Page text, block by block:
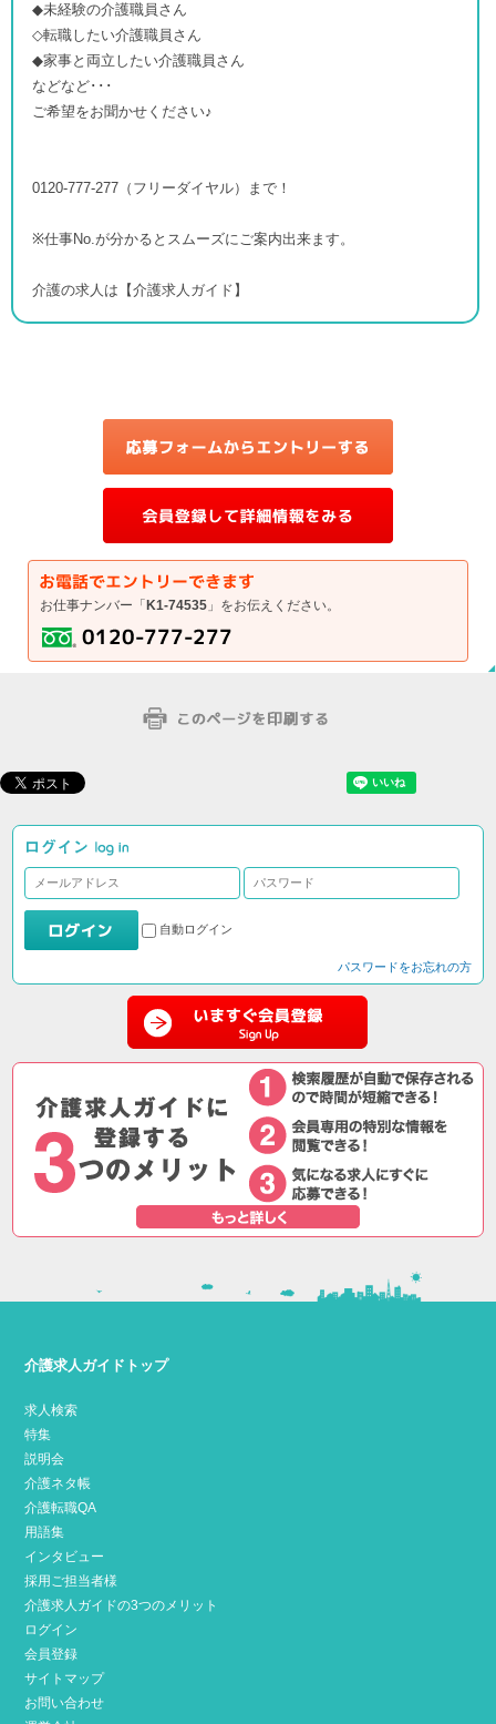
◆未経験の介護職員さん
◇転職したい介護職員さん
◆家事と両立したい介護職員さん
などなど･･･
ご希望をお聞かせください♪
0120-777-277（フリーダイヤル）まで！
※仕事No.が分かるとスムーズにご案内出来ます。
介護の求人は【介護求人ガイド】
お仕事ナンバー「 K1-74535 」をお伝えください。
自動ログイン
パスワードをお忘れの方
介護求人ガイドトップ
求人検索
特集
説明会
介護ネタ帳
介護転職QA
用語集
インタビュー
採用ご担当者様
介護求人ガイドの3つのメリット
ログイン
会員登録
サイトマップ
お問い合わせ